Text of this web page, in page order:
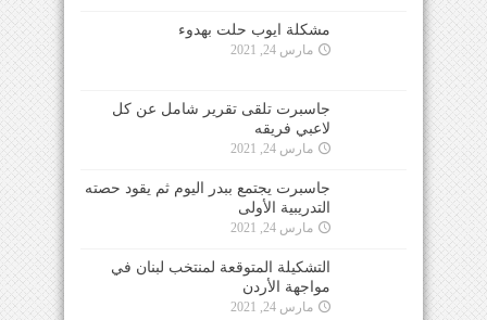
مشكلة ايوب حلت بهدوء
مارس 24, 2021
جاسبرت تلقى تقرير شامل عن كل
لاعبي فريقه
مارس 24, 2021
جاسبرت يجتمع ببدر اليوم ثم يقود حصته
التدريبية الأولى
مارس 24, 2021
التشكيلة المتوقعة لمنتخب لبنان في
مواجهة الأردن
مارس 24, 2021